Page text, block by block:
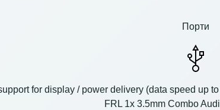
Порти
for display / power delivery (data speed up
FRL 1x 3.5mm Combo